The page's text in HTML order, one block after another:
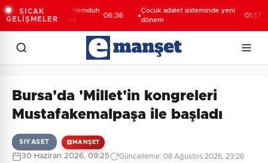
SICAK
GELİŞMELER
Uraloğlu'ndan Memduh
övgü
06:36
Çocuk adalet sisteminde yeni
dönem
01:17
Bursa'da 'Millet'in kongreleri
Mustafakemalpaşa ile başladı
SIYASET MANŞET
30 Haziran 2026, 09:25 Güncelleme: 08 Ağustos 2026, 23:26